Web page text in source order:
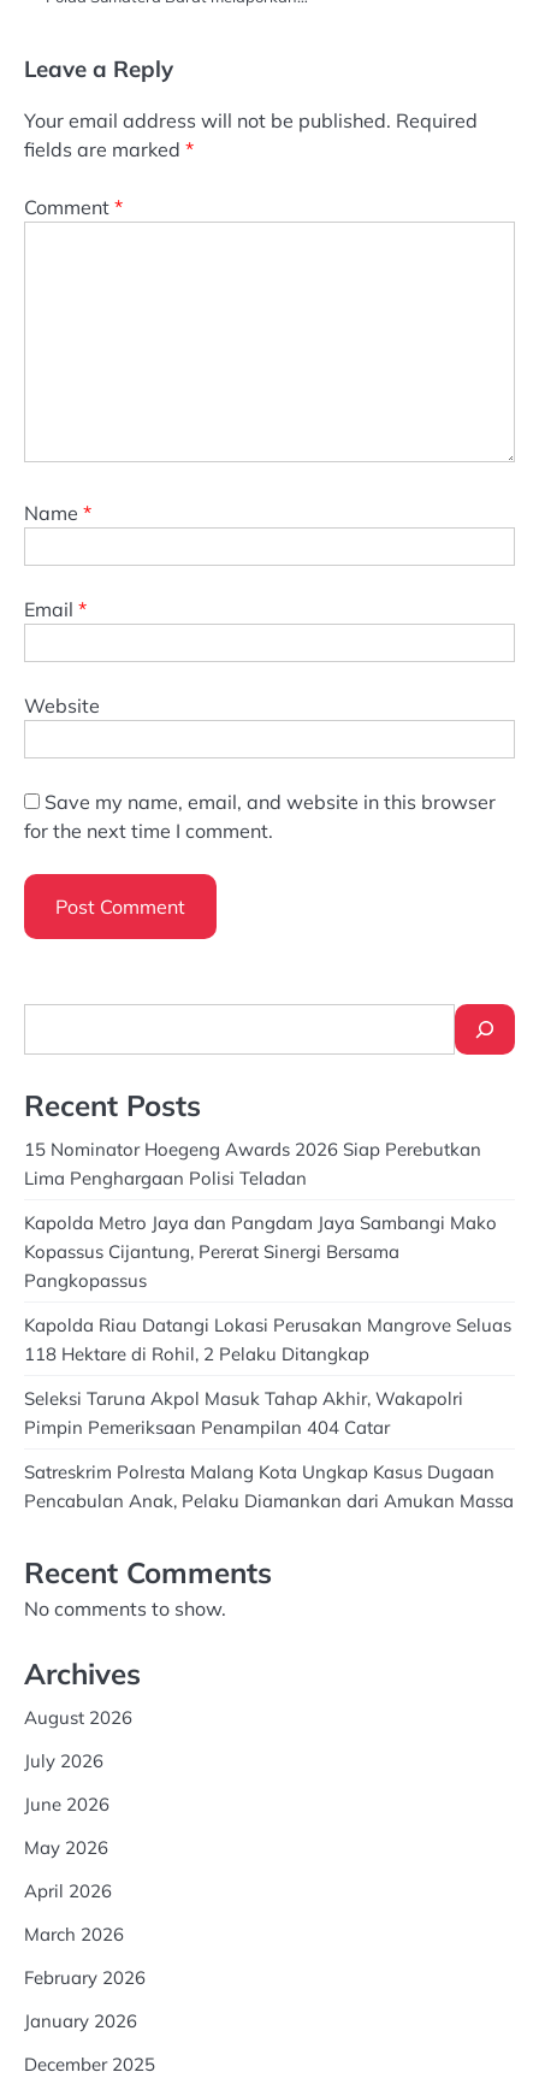
Leave a Reply
Your email address will not be published. Required
fields are marked *
Comment *
Name *
Email *
Website
Save my name, email, and website in this browser
for the next time I comment.
Recent Posts
15 Nominator Hoegeng Awards 2026 Siap Perebutkan
Lima Penghargaan Polisi Teladan
Kapolda Metro Jaya dan Pangdam Jaya Sambangi Mako
Kopassus Cijantung, Pererat Sinergi Bersama
Pangkopassus
Kapolda Riau Datangi Lokasi Perusakan Mangrove Seluas
118 Hektare di Rohil, 2 Pelaku Ditangkap
Seleksi Taruna Akpol Masuk Tahap Akhir, Wakapolri
Pimpin Pemeriksaan Penampilan 404 Catar
Satreskrim Polresta Malang Kota Ungkap Kasus Dugaan
Pencabulan Anak, Pelaku Diamankan dari Amukan Massa
Recent Comments
No comments to show.
Archives
August 2026
July 2026
June 2026
May 2026
April 2026
March 2026
February 2026
January 2026
December 2025